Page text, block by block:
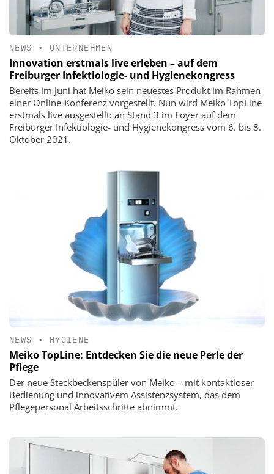
NEWS • UNTERNEHMEN
Innovation erstmals live erleben – auf dem
Freiburger Infektiologie- und Hygienekongress
Bereits im Juni hat Meiko sein neuestes Produkt im Rahmen
einer Online-Konferenz vorgestellt. Nun wird Meiko TopLine
erstmals live ausgestellt: an Stand 3 im Foyer auf dem
Freiburger Infektiologie- und Hygienekongress vom 6. bis 8.
Oktober 2021.
NEWS • HYGIENE
Meiko TopLine: Entdecken Sie die neue Perle der
Pflege
Der neue Steckbeckenspüler von Meiko – mit kontaktloser
Bedienung und innovativem Assistenzsystem, das dem
Pflegepersonal Arbeitsschritte abnimmt.